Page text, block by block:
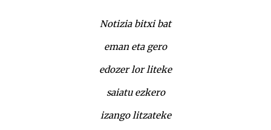
Notizia bitxi bat
eman eta gero
edozer lor liteke
saiatu ezkero
izango litzateke